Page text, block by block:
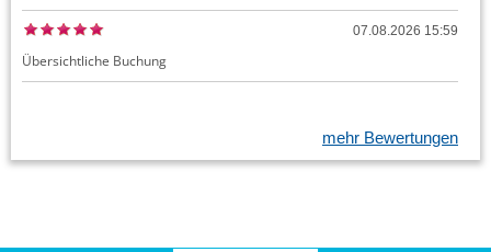
07.08.2026 15:59
Übersichtliche Buchung
mehr Bewertungen